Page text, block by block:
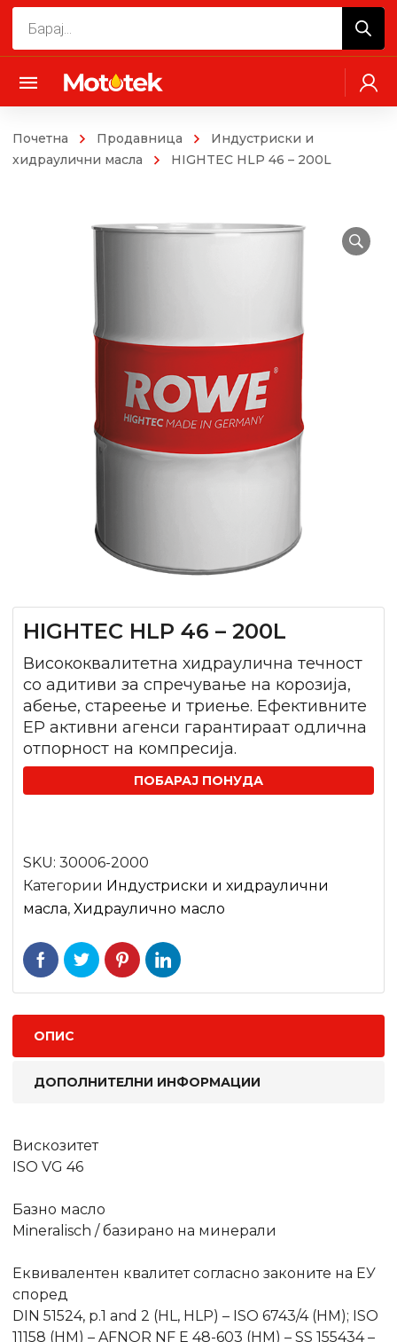
Почетна Продавница
Индустриски и
хидраулични масла
HIGHTEC HLP 46 – 200L
HIGHTEC HLP 46 – 200L
Висококвалитетна хидраулична течност
со адитиви за спречување на корозија,
абење, стареење и триење. Ефективните
EP активни агенси гарантираат одлична
отпорност на компресија.
ПОБАРАЈ ПОНУДА
SKU: 30006-2000
Категории Индустриски и хидраулични
масла, Хидраулично масло
ОПИС
ДОПОЛНИТЕЛНИ ИНФОРМАЦИИ
Вискозитет
ISO VG 46
Базно масло
Mineralisch / базирано на минерали
Еквивалентен квалитет согласно законите на ЕУ
според
DIN 51524, p.1 and 2 (HL, HLP) – ISO 6743/4 (HM); ISO
11158 (HM) – AFNOR NF E 48-603 (HM) – SS 155434 –